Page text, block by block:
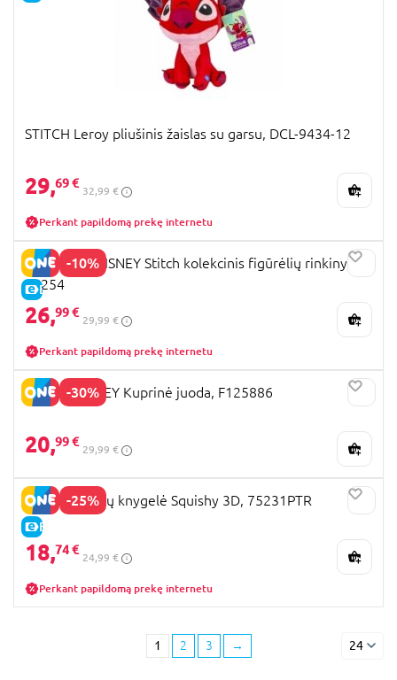
STITCH Leroy pliušinis žaislas su garsu, DCL-9434-12
29,69 €
32,99 €
Perkant papildomą prekę internetu
-10%
E-KAINA
JUST PLAY DISNEY Stitch kolekcinis figūrėlių rinkinys,
46254
26,99 €
29,99 €
Perkant papildomą prekę internetu
-30%
STITCH DISNEY Kuprinė juoda, F125886
20,99 €
29,99 €
-25%
E-KAINA
STITCH užrašų knygelė Squishy 3D, 75231PTR
18,74 €
24,99 €
Perkant papildomą prekę internetu
1 2 3 → 24